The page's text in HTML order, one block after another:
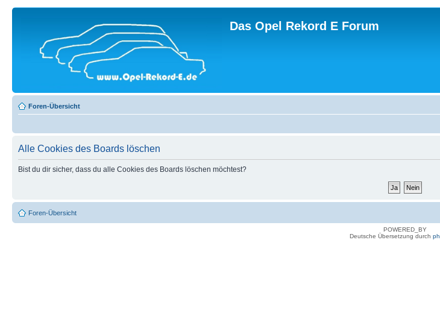
Das Opel Rekord E Forum
Foren-Übersicht
Alle Cookies des Boards löschen
Bist du dir sicher, dass du alle Cookies des Boards löschen möchtest?
Foren-Übersicht
POWERED_BY
Deutsche Übersetzung durch